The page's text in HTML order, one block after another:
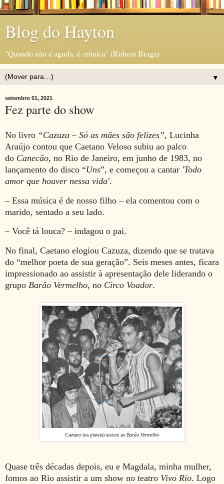
Blog do Hayton
"Quando não é aguda, é crônica" (Rubem Braga)
▼
setembro 01, 2021
Fez parte do show
No livro “Cazuza – Só as mães são felizes”, Lucinha
Araújo contou que Caetano Veloso subiu ao palco
do Canecão, no Rio de Janeiro, em junho de 1983, no
lançamento do disco “Uns”, e começou a cantar 'Todo
amor que houver nessa vida'.
– Essa música é de nosso filho – ela comentou com o
marido, sentado a seu lado.
– Você tá louca? – indagou o pai.
No final, Caetano elogiou Cazuza, dizendo que se tratava
do “melhor poeta de sua geração”. Seis meses antes, ficara
impressionado ao assistir à apresentação dele liderando o
grupo Barão Vermelho, no Circo Voador.
Caetano (na plateia) assiste ao Barão Vermelho
Quase três décadas depois, eu e Magdala, minha mulher,
fomos ao Rio assistir a um show no teatro Vivo Rio. Logo